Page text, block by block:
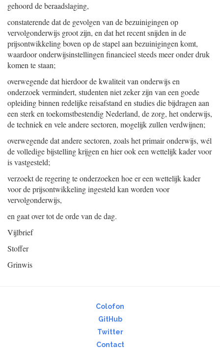
gehoord de beraadslaging,
constaterende dat de gevolgen van de bezuinigingen op
vervolgonderwijs groot zijn, en dat het recent snijden in de
prijsontwikkeling boven op de stapel aan bezuinigingen komt,
waardoor onderwijsinstellingen financieel steeds meer onder druk
komen te staan;
overwegende dat hierdoor de kwaliteit van onderwijs en
onderzoek vermindert, studenten niet zeker zijn van een goede
opleiding binnen redelijke reisafstand en studies die bijdragen aan
een sterk en toekomstbestendig Nederland, de zorg, het onderwijs,
de techniek en vele andere sectoren, mogelijk zullen verdwijnen;
overwegende dat andere sectoren, zoals het primair onderwijs, wél
de volledige bijstelling krijgen en hier ook een wettelijk kader voor
is vastgesteld;
verzoekt de regering te onderzoeken hoe er een wettelijk kader
voor de prijsontwikkeling ingesteld kan worden voor
vervolgonderwijs,
en gaat over tot de orde van de dag.
Vijlbrief
Stoffer
Grinwis
Colofon
GitHub
Twitter
Contact